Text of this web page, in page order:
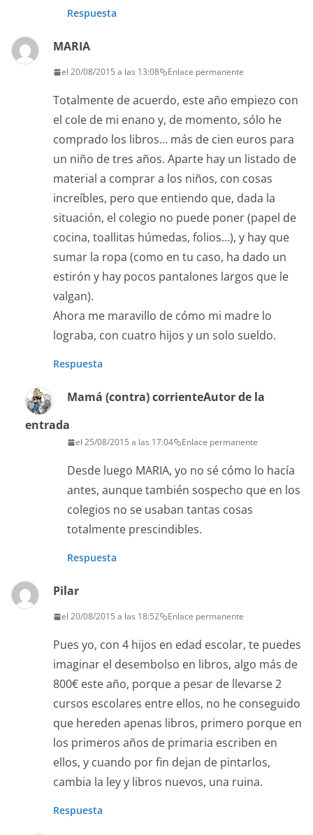
Respuesta
MARIA
el 20/08/2015 a las 13:08 Enlace permanente
Totalmente de acuerdo, este año empiezo con
el cole de mi enano y, de momento, sólo he
comprado los libros… más de cien euros para
un niño de tres años. Aparte hay un listado de
material a comprar a los niños, con cosas
increíbles, pero que entiendo que, dada la
situación, el colegio no puede poner (papel de
cocina, toallitas húmedas, folios…), y hay que
sumar la ropa (como en tu caso, ha dado un
estirón y hay pocos pantalones largos que le
valgan).
Ahora me maravillo de cómo mi madre lo
lograba, con cuatro hijos y un solo sueldo.
Respuesta
Mamá (contra) corrienteAutor de la
entrada
el 25/08/2015 a las 17:04 Enlace permanente
Desde luego MARIA, yo no sé cómo lo hacía
antes, aunque también sospecho que en los
colegios no se usaban tantas cosas
totalmente prescindibles.
Respuesta
Pilar
el 20/08/2015 a las 18:52 Enlace permanente
Pues yo, con 4 hijos en edad escolar, te puedes
imaginar el desembolso en libros, algo más de
800€ este año, porque a pesar de llevarse 2
cursos escolares entre ellos, no he conseguido
que hereden apenas libros, primero porque en
los primeros años de primaria escriben en
ellos, y cuando por fin dejan de pintarlos,
cambia la ley y libros nuevos, una ruina.
Respuesta